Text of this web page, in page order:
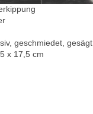
geschmiedet, gesägt
x 17,5 cm